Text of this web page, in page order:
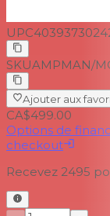
UPC
SKUAMPMAN/
Ajouter aux
CA$499.00
Options de
checkout
Recevez 2495